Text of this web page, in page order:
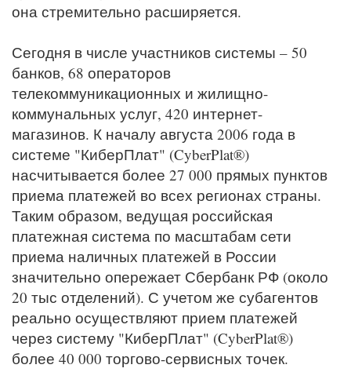
она стремительно расширяется.
Сегодня в числе участников системы – 50
банков, 68 операторов
телекоммуникационных и жилищно-
коммунальных услуг, 420 интернет-
магазинов. К началу августа 2006 года в
системе "КиберПлат" (CyberPlat®)
насчитывается более 27 000 прямых пунктов
приема платежей во всех регионах страны.
Таким образом, ведущая российская
платежная система по масштабам сети
приема наличных платежей в России
значительно опережает Сбербанк РФ (около
20 тыс отделений). С учетом же субагентов
реально осуществляют прием платежей
через систему "КиберПлат" (CyberPlat®)
более 40 000 торгово-сервисных точек.